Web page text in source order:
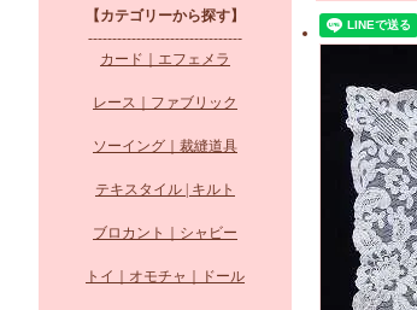
【カテゴリーから探す】
--------------------------------
カード｜エフェメラ
レース｜ファブリック
ソーイング｜裁縫道具
テキスタイル | キルト
ブロカント｜シャビー
トイ｜オモチャ｜ドール